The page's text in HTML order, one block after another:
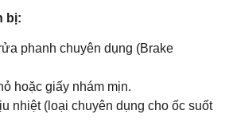
bị:
phanh chuyên dụng (Brake
hoặc giấy nhám mịn.
nhiệt (loại chuyên dụng cho ốc suốt